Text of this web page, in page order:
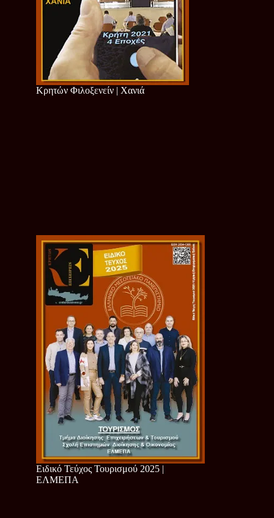
Κρητών Φιλοξενείν | Χανιά
Ειδικό Τεύχος Τουρισμού 2025 |
ΕΛΜΕΠΑ